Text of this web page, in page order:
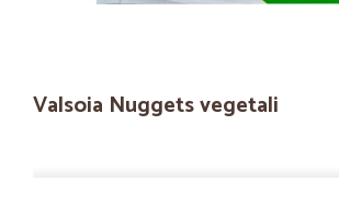
Valsoia Nuggets vegetali